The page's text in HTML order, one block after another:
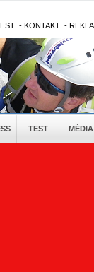
- KONTAKT -
TEST MÉDIA